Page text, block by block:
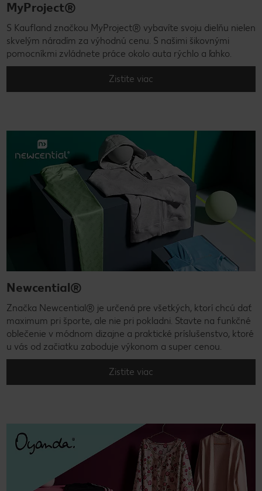
MyProject®
S Kaufland značkou MyProject® vybavíte svoju dielňu nielen
skvelým náradím za výhodnú cenu. S našimi šikovnými
pomocníkmi zvládnete práce okolo auta rýchlo a ľahko.
Zistite viac
Newcential®
Značka Newcential® je určená pre všetkých, ktorí chcú dať
maximum pri športe, ale nie pri pokladni. Stavte na funkčné
oblečenie v módnom dizajne a praktické príslušenstvo, ktoré
u vás od začiatku zaboduje výkonom a super cenou.
Zistite viac